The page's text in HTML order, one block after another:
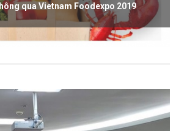
qua Vietnam Foodexpo 2019